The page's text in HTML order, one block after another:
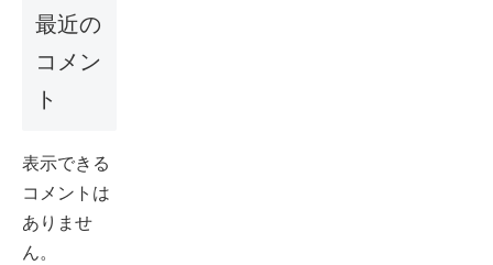
最近の
コメン
ト
表示できる
コメントは
ありませ
ん。